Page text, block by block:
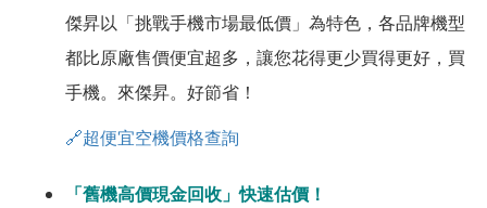
傑昇以「挑戰手機市場最低價」為特色，各品牌機型
都比原廠售價便宜超多，讓您花得更少買得更好，買
手機。來傑昇。好節省！
🔗超便宜空機價格查詢
「舊機高價現金回收」快速估價！